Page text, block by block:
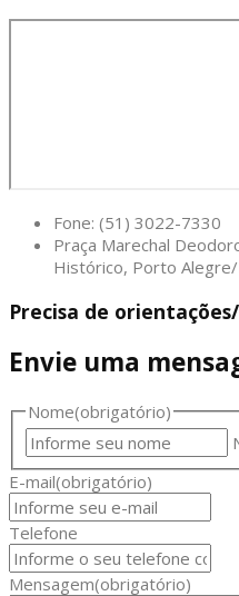
Fone: (51) 3022-7330
Praça Marechal
Histórico, Porto
Precisa de
Envie uma
Nome(obrigatório)
E-mail(obrigatório)
Telefone
Mensagem(obrigatório)